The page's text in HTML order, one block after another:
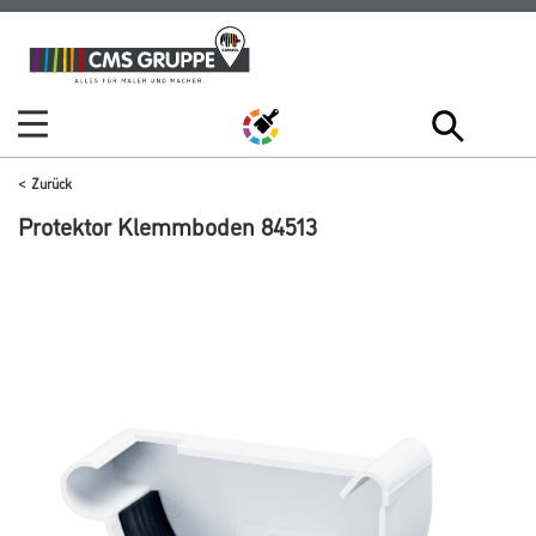
Zum
Inhalt
Zum
Navigationsmenü
Zurück
Protektor Klemmboden 84513